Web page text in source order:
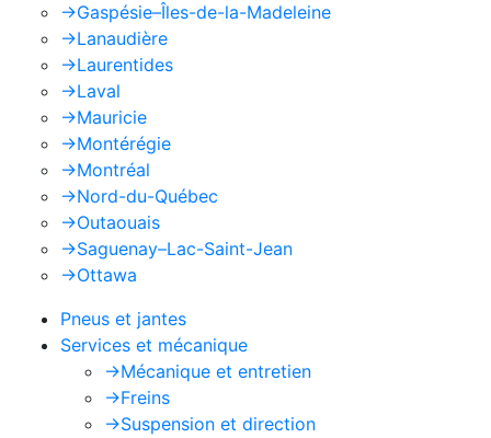
->Gaspésie–Îles-de-la-Madeleine
->Lanaudière
->Laurentides
->Laval
->Mauricie
->Montérégie
->Montréal
->Nord-du-Québec
->Outaouais
->Saguenay–Lac-Saint-Jean
->Ottawa
Pneus et jantes
Services et mécanique
->Mécanique et entretien
->Freins
->Suspension et direction